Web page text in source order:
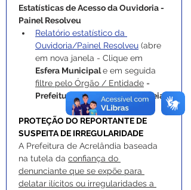
Estatísticas de Acesso da Ouvidoria -
Painel Resolveu
Relatório estatístico da
Ouvidoria/Painel Resolveu (abre
em nova janela - Clique em
Esfera Municipal e em seguida
filtre pelo Órgão / Entidade =
Prefeitura Municipal de Brasileia
PROTEÇÃO DO REPORTANTE DE
SUSPEITA DE IRREGULARIDADE
A Prefeitura de Acrelândia baseada
na tutela da confiança do
denunciante que se expõe para
delatar ilícitos ou irregularidades a